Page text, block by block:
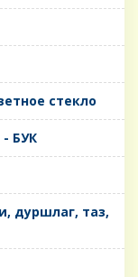
стекло
БУК
дуршлаг, таз,